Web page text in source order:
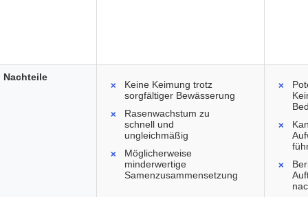
Keine Keimung trotz
sorgfältiger Bewässerung
Rasenwachstum zu
schnell und
ungleichmäßig
Möglicherweise
minderwertige
Samenzusammensetzung
Nachteile